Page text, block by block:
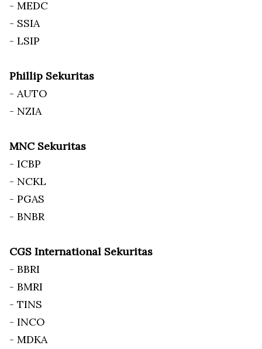
- MEDC
- SSIA
- LSIP
Phillip Sekuritas
- AUTO
- NZIA
MNC Sekuritas
- ICBP
- NCKL
- PGAS
- BNBR
CGS International Sekuritas
- BBRI
- BMRI
- TINS
- INCO
- MDKA